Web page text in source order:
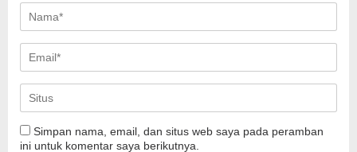
Simpan nama, email, dan situs web saya pada peramban
ini untuk komentar saya berikutnya.